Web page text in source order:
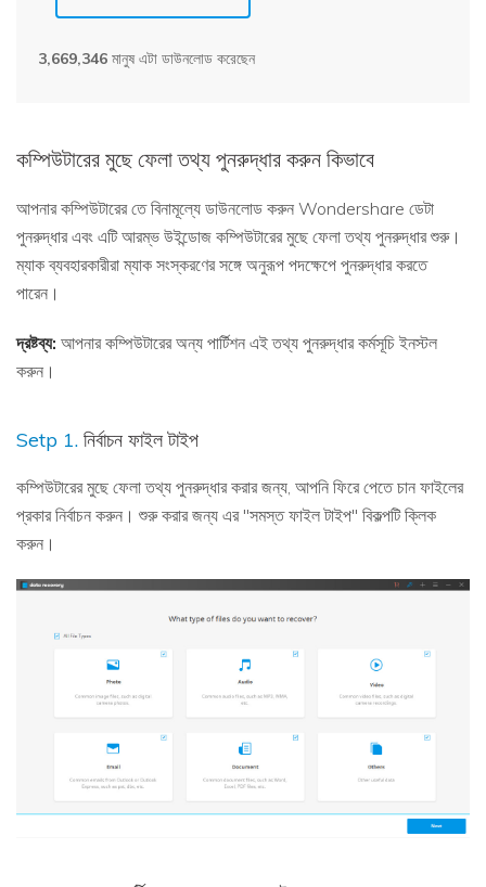
3,669,346 মানুষ এটা ডাউনলোড করেছেন
কম্পিউটারের মুছে ফেলা তথ্য পুনরুদ্ধার করুন কিভাবে
আপনার কম্পিউটারের তে বিনামূল্যে ডাউনলোড করুন Wondershare ডেটা
পুনরুদ্ধার এবং এটি আরম্ভ উইন্ডোজ কম্পিউটারের মুছে ফেলা তথ্য পুনরুদ্ধার শুরু।
ম্যাক ব্যবহারকারীরা ম্যাক সংস্করণের সঙ্গে অনুরূপ পদক্ষেপে পুনরুদ্ধার করতে
পারেন।
দ্রষ্টব্য: আপনার কম্পিউটারের অন্য পার্টিশন এই তথ্য পুনরুদ্ধার কর্মসূচি ইনস্টল
করুন।
Setp 1. নির্বাচন ফাইল টাইপ
কম্পিউটারের মুছে ফেলা তথ্য পুনরুদ্ধার করার জন্য, আপনি ফিরে পেতে চান ফাইলের
প্রকার নির্বাচন করুন। শুরু করার জন্য এর "সমস্ত ফাইল টাইপ" বিকল্পটি ক্লিক
করুন।